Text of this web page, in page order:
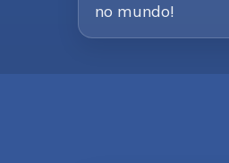
no mundo!